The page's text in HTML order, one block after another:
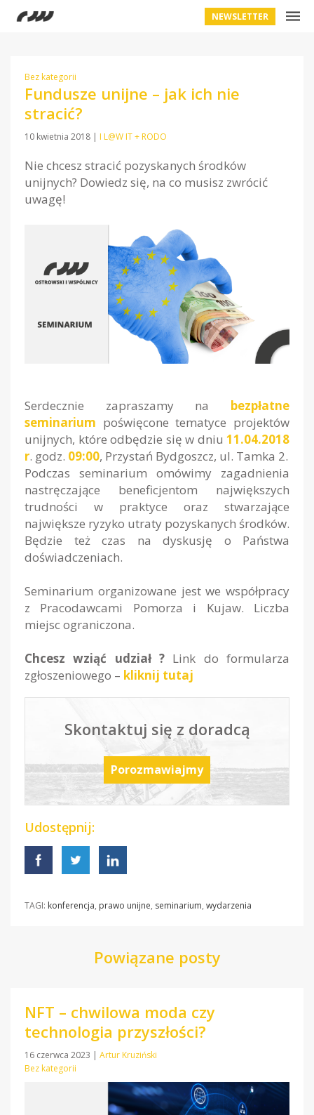
NEWSLETTER
Bez kategorii
Fundusze unijne – jak ich nie
stracić?
10 kwietnia 2018 | I L@W IT + RODO
Nie chcesz stracić pozyskanych środków
unijnych? Dowiedz się, na co musisz zwrócić
uwagę!
Serdecznie zapraszamy na bezpłatne
seminarium poświęcone tematyce projektów
unijnych, które odbędzie się w dniu 11.04.2018
r. godz. 09:00, Przystań Bydgoszcz, ul. Tamka 2.
Podczas seminarium omówimy zagadnienia
nastręczające beneficjentom największych
trudności w praktyce oraz stwarzające
największe ryzyko utraty pozyskanych środków.
Będzie też czas na dyskusję o Państwa
doświadczeniach.
Seminarium organizowane jest we współpracy
z Pracodawcami Pomorza i Kujaw. Liczba
miejsc ograniczona.
Chcesz wziąć udział ? Link do formularza
zgłoszeniowego – kliknij tutaj
Skontaktuj się z doradcą
Porozmawiajmy
Udostępnij:
TAGI: konferencja, prawo unijne, seminarium, wydarzenia
Powiązane posty
NFT – chwilowa moda czy
technologia przyszłości?
16 czerwca 2023 | Artur Kruziński
Bez kategorii